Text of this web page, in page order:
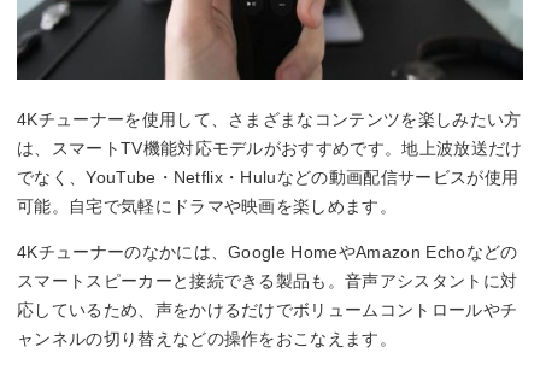
4Kチューナーを使用して、さまざまなコンテンツを楽しみたい方
は、スマートTV機能対応モデルがおすすめです。地上波放送だけ
でなく、YouTube・Netflix・Huluなどの動画配信サービスが使用
可能。自宅で気軽にドラマや映画を楽しめます。
4Kチューナーのなかには、Google HomeやAmazon Echoなどの
スマートスピーカーと接続できる製品も。音声アシスタントに対
応しているため、声をかけるだけでボリュームコントロールやチ
ャンネルの切り替えなどの操作をおこなえます。